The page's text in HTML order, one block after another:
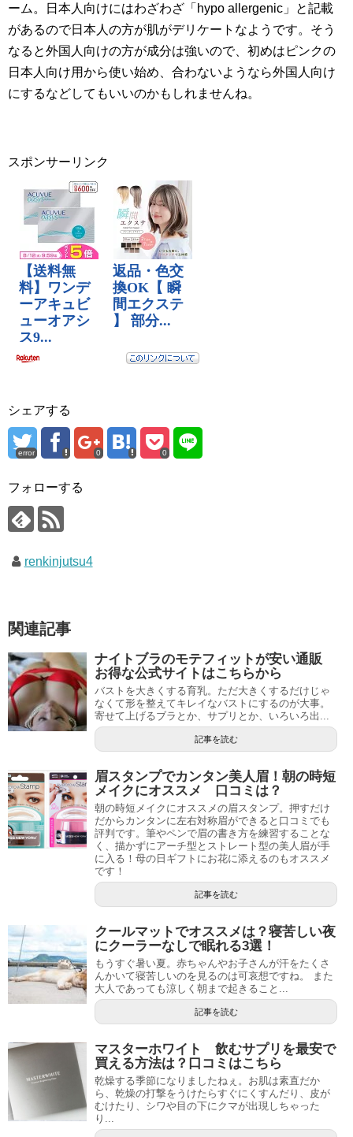
ーム。日本人向けにはわざわざ「hypo allergenic」と記載
があるので日本人の方が肌がデリケートなようです。そう
なると外国人向けの方が成分は強いので、初めはピンクの
日本人向け用から使い始め、合わないようなら外国人向け
にするなどしてもいいのかもしれませんね。
スポンサーリンク
シェアする
error 0 0
フォローする
renkinjutsu4
関連記事
ナイトブラのモテフィットが安い通販
お得な公式サイトはこちらから
バストを大きくする育乳。ただ大きくするだけじゃ
なくて形を整えてキレイなバストにするのが大事。
寄せて上げるブラとか、サプリとか、いろいろ出...
記事を読む
眉スタンプでカンタン美人眉！朝の時短
メイクにオススメ 口コミは？
朝の時短メイクにオススメの眉スタンプ。押すだけ
だからカンタンに左右対称眉ができると口コミでも
評判です。筆やペンで眉の書き方を練習することな
く、描かずにアーチ型とストレート型の美人眉が手
に入る！母の日ギフトにお花に添えるのもオススメ
です！
記事を読む
クールマットでオススメは？寝苦しい夜
にクーラーなしで眠れる3選！
もうすぐ暑い夏。赤ちゃんやお子さんが汗をたくさ
んかいて寝苦しいのを見るのは可哀想ですね。 また
大人であっても涼しく朝まで起きること...
記事を読む
マスターホワイト 飲むサプリを最安で
買える方法は？口コミはこちら
乾燥する季節になりましたねぇ。お肌は素直だか
ら、乾燥の打撃をうけたらすぐにくすんだり、皮が
むけたり、シワや目の下にクマが出現しちゃった
り...